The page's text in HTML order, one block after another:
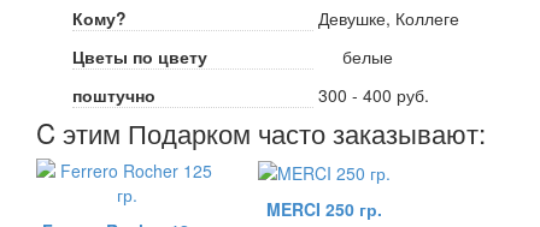
Кому?
Девушке, Коллеге
Цветы по цвету
белые
поштучно
300 - 400 руб.
C этим Подарком часто заказывают:
MERCI 250 гр.